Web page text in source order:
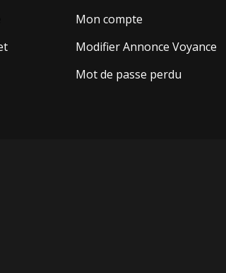
Mon compte
Modifier Annonce Voyance
Mot de passe perdu